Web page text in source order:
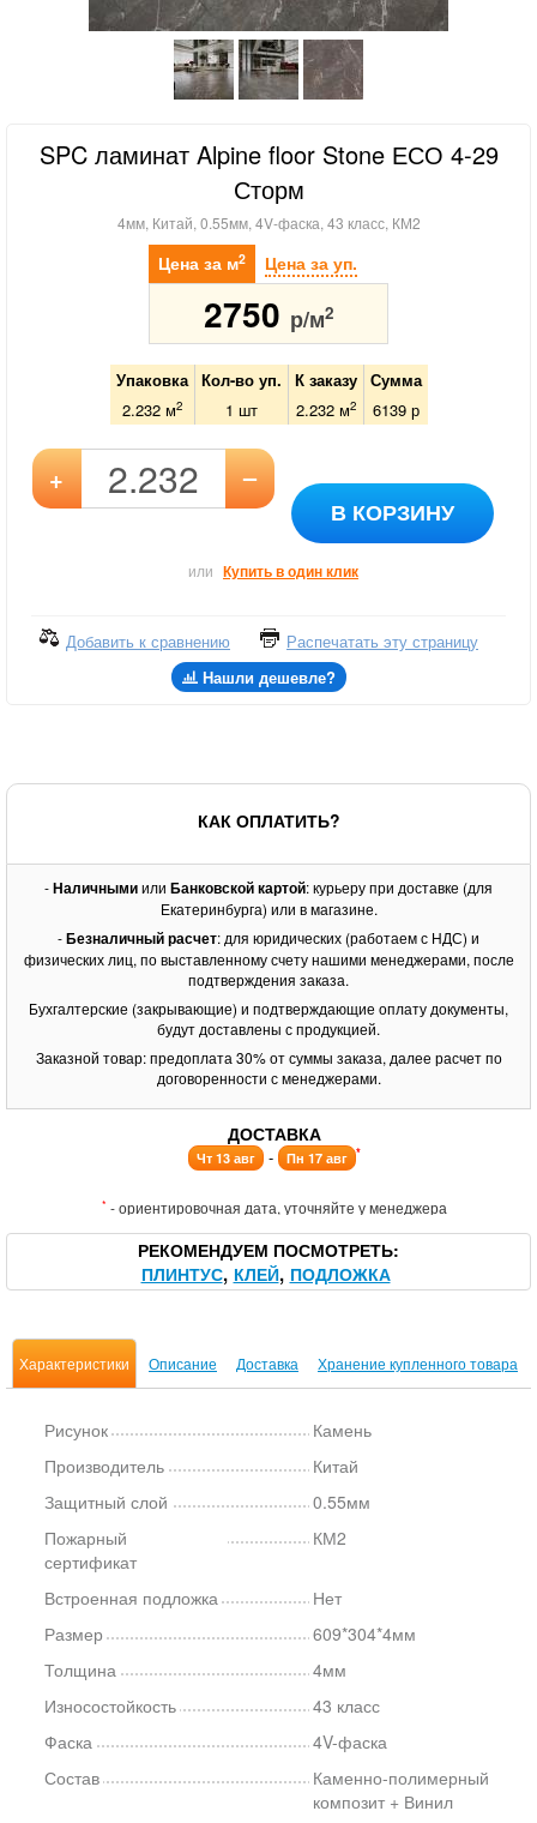
SPC ламинат Alpine floor Stone ЕСО 4-29
Сторм
4мм, Китай, 0.55мм, 4V-фаска, 43 класс, КМ2
Цена за м2 Цена за уп.
2750 р/м2
Упаковка Кол-во уп. К заказу
Сумма
2.232 м2 1 шт 2.232м2 6139р
+ –
В КОРЗИНУ
или Купить в один клик
Добавить к сравнению
Распечатать эту страницу
Нашли дешевле?
КАК ОПЛАТИТЬ?
-Наличнымиили Банковской картой: курьеру при доставке (для
Екатеринбурга) или в магазине.
-Безналичный расчет: для юридических (работаем с НДС) и
физических лиц, по выставленному счету нашими менеджерами, после
подтверждения заказа.
Бухгалтерские (закрывающие) и подтверждающие оплату документы,
будут доставлены с продукцией.
Заказной товар: предоплата 30% от суммы заказа, далее расчет по
договоренности с менеджерами.
ДОСТАВКА
Чт 13 авг - Пн 17 авг *
* - ориентировочная дата, уточняйте у менеджера
РЕКОМЕНДУЕМ ПОСМОТРЕТЬ
ПЛИНТУС КЛЕЙ ПОДЛОЖКА
Характеристики Описание Доставка Хранение купленного товара
Рисунок
Камень
Производитель
Китай
Защитный слой
0.55мм
Пожарный
сертификат
КМ2
Встроенная подложка
Нет
Размер
609*304*4мм
Толщина
4мм
Износостойкость
43 класс
Фаска
4V-фаска
Состав
Каменно-полимерный
композит + Винил